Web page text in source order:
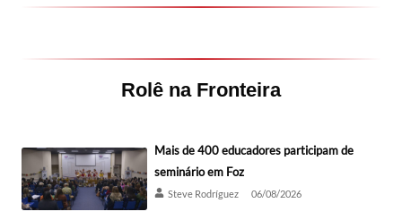
Rolê na Fronteira
Mais de 400 educadores participam de
seminário em Foz
Steve Rodríguez 06/08/2026